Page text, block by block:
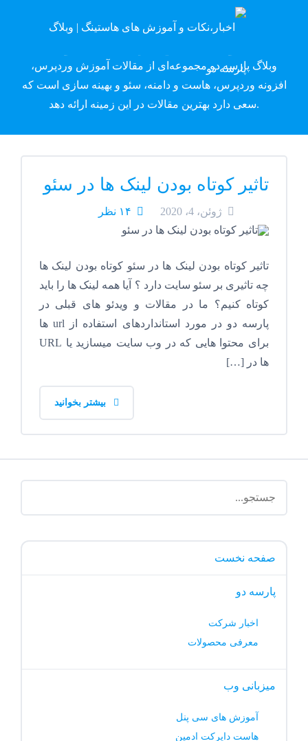
وبلاگ پارسه دِو
وبلاگ پارسه دو مجموعه‌ای از مقالات آموزش وردپرس،
افزونه وردپرس، هاست و دامنه، سئو و بهینه سازی است که
سعی دارد بهترین مقالات در این زمینه ارائه دهد.
تاثیر کوتاه بودن لینک ها در سئو
ژوئن، 4، 2020 ۱۴ نظر
تاثیر کوتاه بودن لینک ها در سئو کوتاه بودن لینک ها
چه تاثیری بر سئو سایت دارد ؟ آیا همه لینک ها را باید
کوتاه کنیم؟ ما در مقالات و ویدئو های قبلی در
پارسه دو در مورد استانداردهای استفاده از url ها
برای محتوا هایی که در وب سایت میسازید یا URL
ها در […]
صفحه نخست
پارسه دو
اخبار شرکت
معرفی محصولات
میزبانی وب
آموزش های سی پنل
هاست دایرکت ادمین